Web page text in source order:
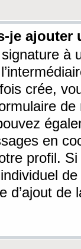
je ajouter
à
crée,
de
en
profil.
d’ajout